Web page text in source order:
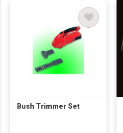
Bush Trimmer Set